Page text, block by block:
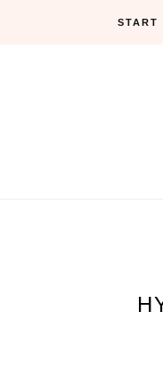
START